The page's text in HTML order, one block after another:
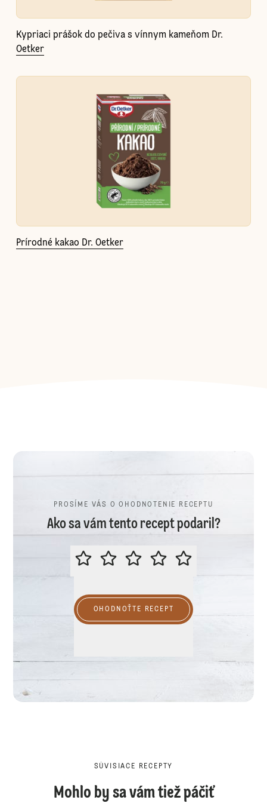
Kypriaci prášok do pečiva s vínnym kameňom Dr.
Oetker
Prírodné kakao Dr. Oetker
PROSÍME VÁS O OHODNOTENIE RECEPTU
Ako sa vám tento recept podaril?
PROSÍME VÁS O OHODNOTENIE
OHODNOŤTE RECEPT
SÚVISIACE RECEPTY
Mohlo by sa vám tiež páčiť